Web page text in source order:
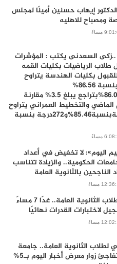
إيهاب حسنين أمينًا لمجلس
ومصباح للاهليه
السعدنى يكتب : المؤشرات
طلاب الرياضيات بكليات القمه
بكليات الهندسة يتراوح
بين277درجه بنسبة 86.56%
و275.5درجة86.09%بتراجع يبلغ 3.5% مقارنة
والتخطيط العمراني يتراوح
بين273.5 درجةبنسبة85.46%و272درجة بنسبة
اليوم»: لا تخفيض في أعداد
الحكومية.. والزيادة تتناسب
الناجحين بالثانوية العامة
فرصة أخيرة لطلاب الثانوية العامة.. غدًا 7 مساءً
لاختبارات القدرات نهائيًا
الثانوية العامة.. جامعة
مصر الجديدة تفاجئ زوار معرض أخبار اليوم بـ5%